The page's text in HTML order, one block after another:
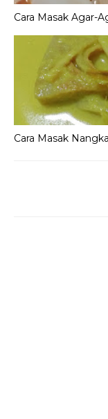
Cara Masak Agar-
Cara Masak